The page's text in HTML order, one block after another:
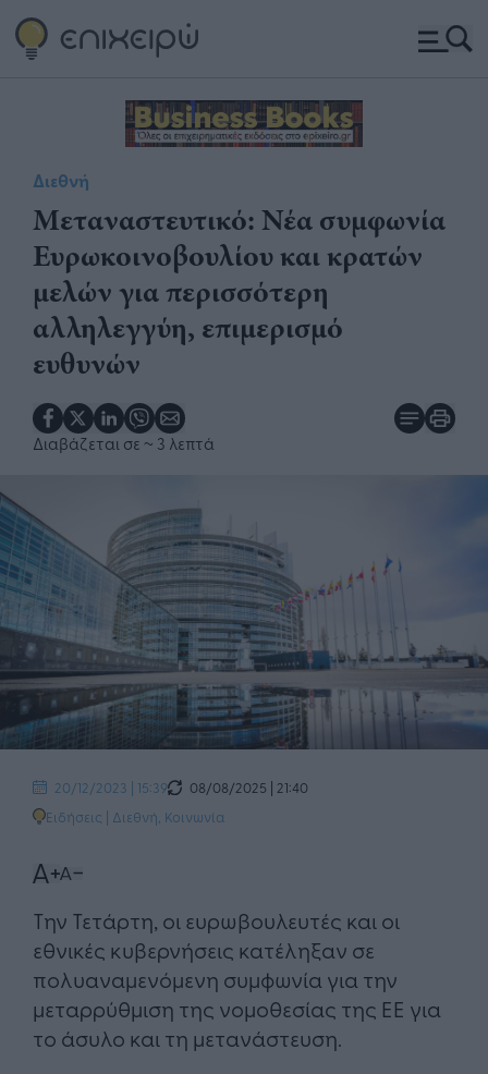
Διεθνή
Μεταναστευτικό: Νέα συμφωνία
Ευρωκοινοβουλίου και κρατών
μελών για περισσότερη
αλληλεγγύη, επιμερισμό
ευθυνών
Διαβάζεται σε ~ 3 λεπτά
20/12/2023 | 15:39
08/08/2025 | 21:40
Ειδήσεις | Διεθνή Κοινωνία
Την Τετάρτη, οι ευρωβουλευτές και οι
εθνικές κυβερνήσεις κατέληξαν σε
πολυαναμενόμενη συμφωνία για την
μεταρρύθμιση της νομοθεσίας της ΕΕ για
το άσυλο και τη μετανάστευση.